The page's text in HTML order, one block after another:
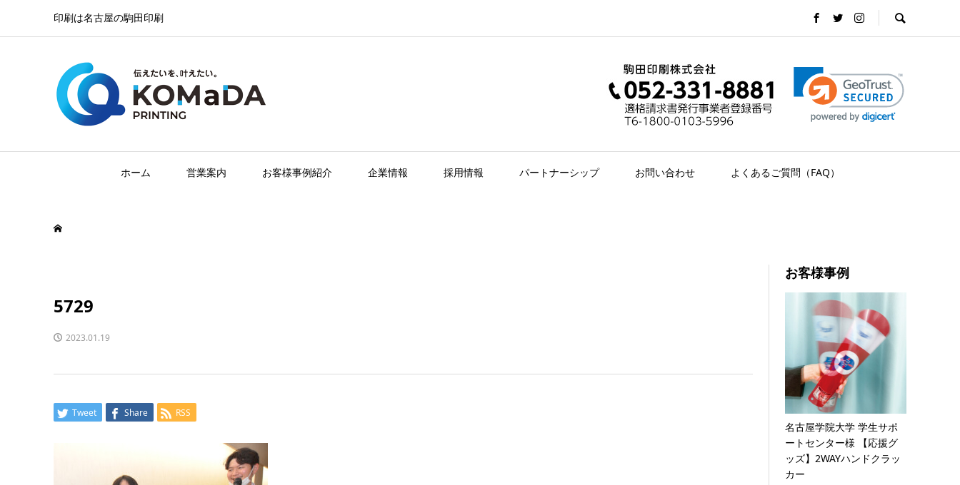
印刷は名古屋の駒田印刷
ホーム 営業案内 お客様事例紹介 企業情報 採用情報 パートナーシップ お問い合わせ よくあるご質問（FAQ）
5729
2023.01.19
Tweet Share RSS
お客様事例
名古屋学院大学 学生サポ
ートセンター様 【応援グ
ッズ】2WAYハンドクラッ
カー